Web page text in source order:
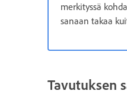
merkityssä
sanaan takaa
Tavutuksen